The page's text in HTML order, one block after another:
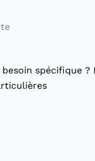
spécifique ?